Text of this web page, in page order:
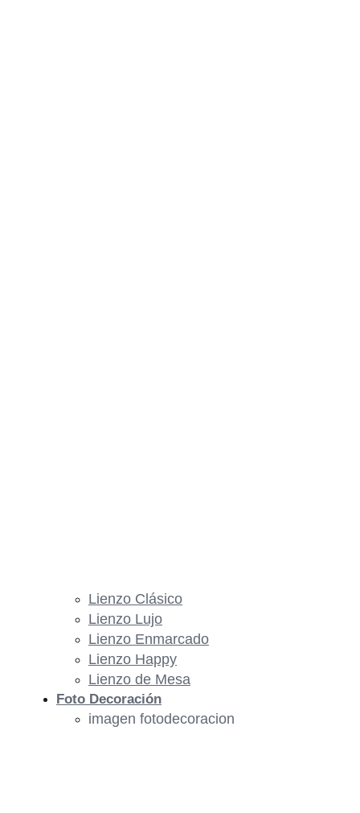
Lienzo Clásico
Lienzo Lujo
Lienzo Enmarcado
Lienzo Happy
Lienzo de Mesa
Foto Decoración
imagen fotodecoracion